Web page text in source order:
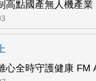
高點國產無人機產業
心全時守護健康 FM